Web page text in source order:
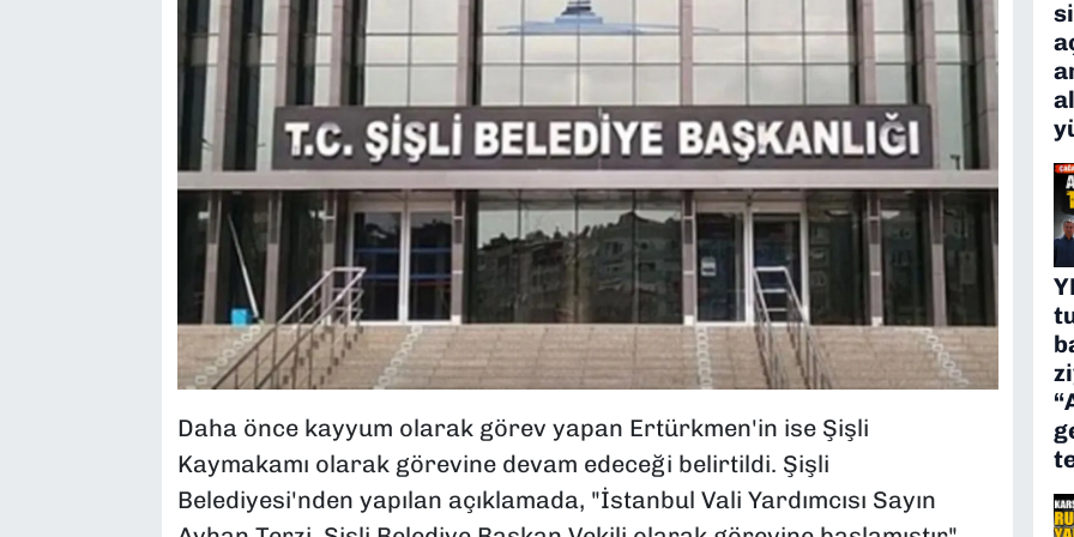
Daha önce kayyum olarak görev yapan Ertürkmen'in ise Şişli
Kaymakamı olarak görevine devam edeceği belirtildi. Şişli
Belediyesi'nden yapılan açıklamada, "İstanbul Vali Yardımcısı Sayın